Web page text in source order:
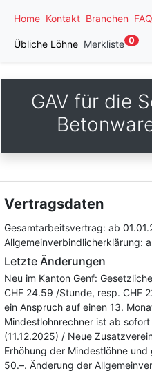
Home Kontakt Branchen FAQ
Übliche Löhne Merkliste 0
GAV für die
Vertragsdaten
Gesamtarbeitsvertrag: ab
Allgemeinverbindlicherklärung:
Letzte Änderungen
Neu im Kanton Genf:
CHF 24.59 /Stunde, resp. CHF
ein Anspruch auf einen 13.
Mindestlohnrechner ist ab
(11.12.2025) / Neue
Erhöhung der Mindestlöhne
50.–. Änderung der